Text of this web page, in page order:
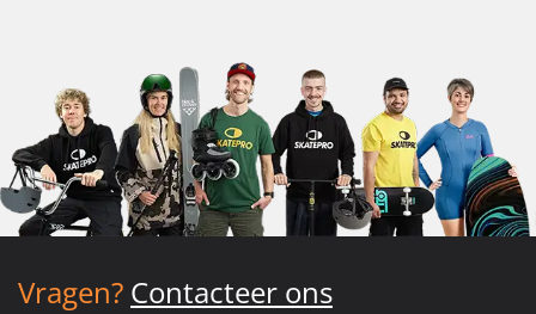
Vragen? Contacteer ons